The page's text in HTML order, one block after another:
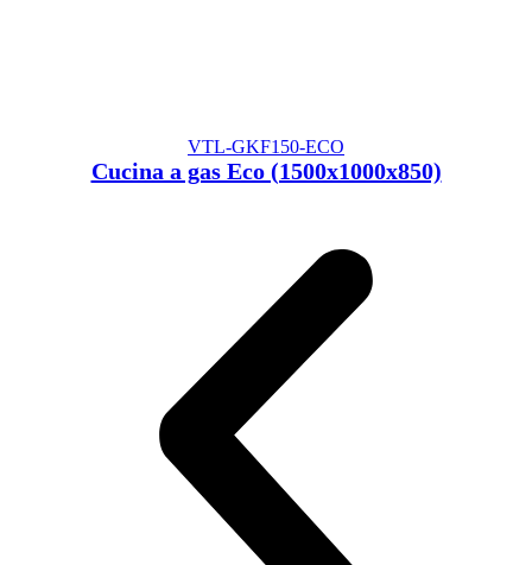
VTL-GKF150-ECO
Cucina a gas Eco (1500x1000x850)